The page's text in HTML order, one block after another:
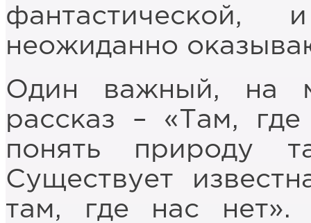
неожиданно
Один важный, на
рассказ – «Там,
понять природу
Существует
там, где нас нет».